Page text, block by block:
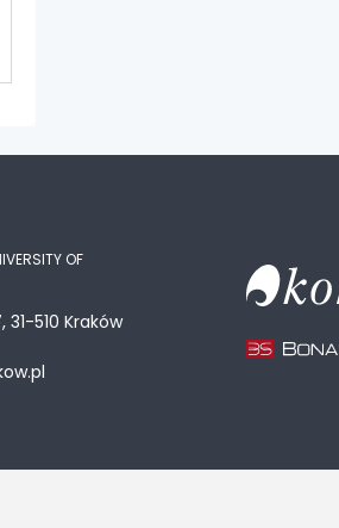
OF
31-510 Kraków